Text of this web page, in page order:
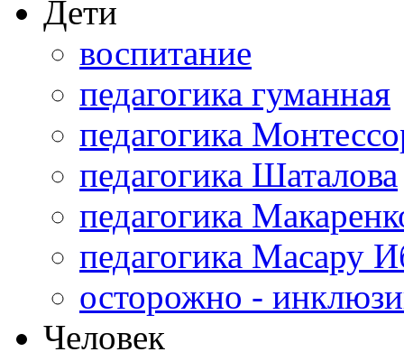
Дети
воспитание
педагогика гуманная
педагогика
педагогика Шаталова
педагогика
педагогика Масару
осторожно -
Человек